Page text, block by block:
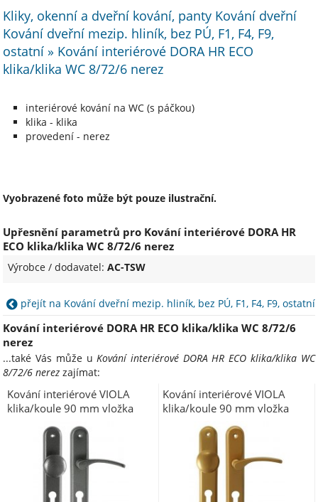
Kliky, okenní a dveřní kování, panty Kování dveřní
Kování dveřní mezip. hliník, bez PÚ, F1, F4, F9,
ostatní » Kování interiérové DORA HR ECO
klika/klika WC 8/72/6 nerez
interiérové kování na WC (s páčkou)
klika - klika
provedení - nerez
Vyobrazené foto může být pouze ilustrační.
Upřesnění parametrů pro Kování interiérové DORA HR
ECO klika/klika WC 8/72/6 nerez
Výrobce / dodavatel:AC-TSW
přejít na Kování dveřní mezip. hliník, bez PÚ, F1, F4, F9, ostatní
Kování interiérové DORA HR ECO klika/klika WC 8/72/6
nerez
...také Vás může u Kování interiérové DORA HR ECO klika/klika WC
8/72/6 nerez zajímat:
Kování interiérové VIOLA
klika/koule 90 mm vložka
LEVÁ patina AL
Kování interiérové VIOLA
klika/koule 90 mm vložka
LEVÁ zlatá AL